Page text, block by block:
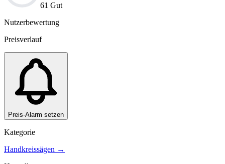
61 Gut
Nutzerbewertung
Preisverlauf
Preis-Alarm setzen
Kategorie
Handkreissägen →